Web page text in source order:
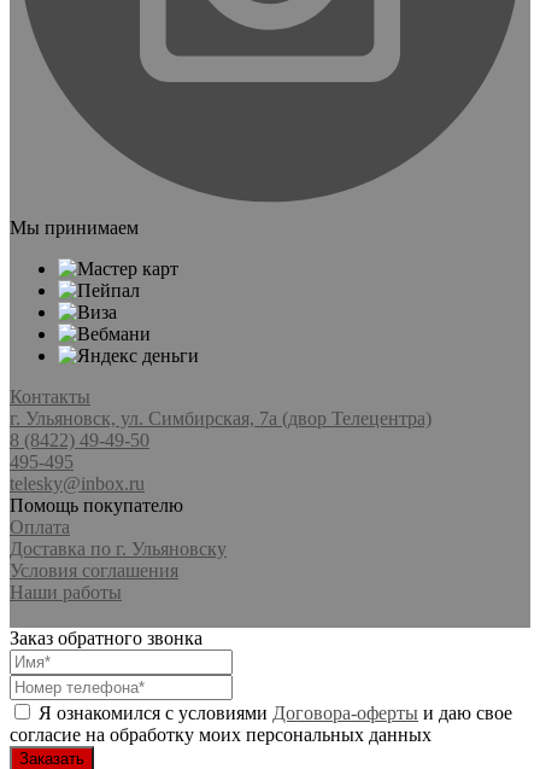
Мы принимаем
Контакты
г. Ульяновск, ул. Симбирская, 7а (двор Телецентра)
8 (8422) 49-49-50
495-495
telesky@inbox.ru
Помощь покупателю
Оплата
Доставка по г. Ульяновску
Условия соглашения
Наши работы
Заказ обратного звонка
Я ознакомился с условиями Договора-оферты и даю свое
согласие на обработку моих персональных данных